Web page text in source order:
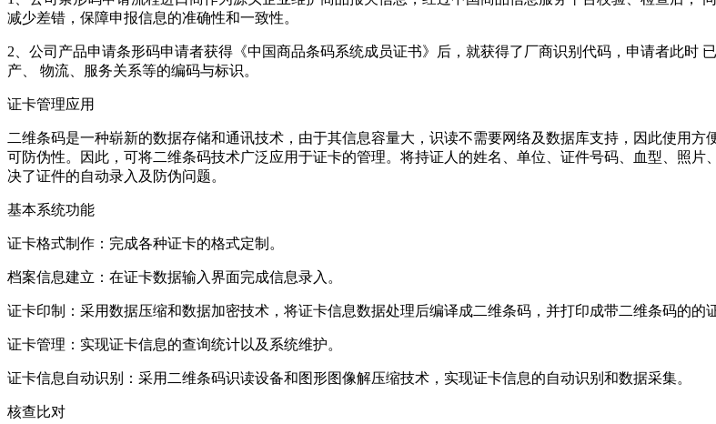
减少差错，保障申报信息的准确性和一致性。
2、公司产品申请条形码申请者获得《中国商品条码系统成员证书》后，就获得了厂商识别代码，申请者此时
产、 物流、服务关系等的编码与标识。
证卡管理应用
二维条码是一种崭新的数据存储和通讯技术，由于其信息容量大，识读不需要网络及数据库支持，因此使用
可防伪性。因此，可将二维条码技术广泛应用于证卡的管理。将持证人的姓名、单位、证件号码、血型、照
决了证件的自动录入及防伪问题。
基本系统功能
证卡格式制作：完成各种证卡的格式定制。
档案信息建立：在证卡数据输入界面完成信息录入。
证卡印制：采用数据压缩和数据加密技术，将证卡信息数据处理后编译成二维条码，并打印成带二维条码的的
证卡管理：实现证卡信息的查询统计以及系统维护。
证卡信息自动识别：采用二维条码识读设备和图形图像解压缩技术，实现证卡信息的自动识别和数据采集。
核查比对